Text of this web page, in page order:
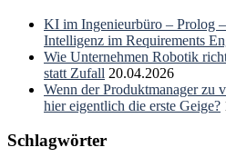
KI im Ingenieurbüro – Prolog
Intelligenz im Requirements
Wie Unternehmen Robotik
statt Zufall 20.04.2026
Wenn der Produktmanager zu
hier eigentlich die erste Geige?
Schlagwörter